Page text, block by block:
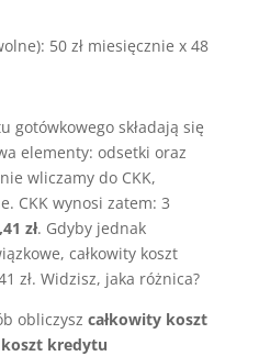
50 zł miesięcznie x 48
gotówkowego składają się
elementy: odsetki oraz
wliczamy do CKK,
CKK wynosi zatem: 3
zł. Gdyby jednak
całkowity koszt
zł. Widzisz, jaka różnica?
obliczysz całkowity koszt
kredytu